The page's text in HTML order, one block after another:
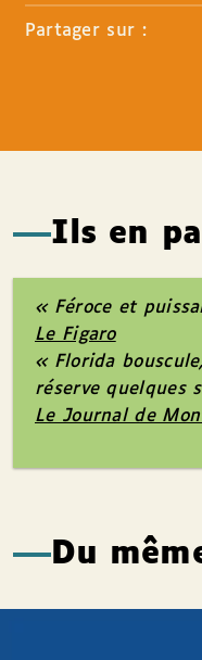
Partager sur :
Ils en
« Féroce et
Le Figaro
« Florida
réserve quelques
Le Journal de
Du